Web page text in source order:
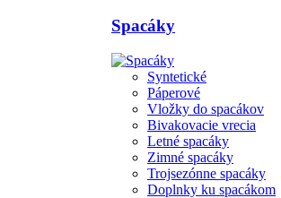
Spacáky
Syntetické
Páperové
Vložky do spacákov
Bivakovacie vrecia
Letné spacáky
Zimné spacáky
Trojsezónne spacáky
Doplnky ku spacákom